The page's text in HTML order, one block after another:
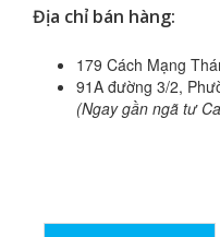
Địa chỉ bán hàng:
179 Cách Mạng
91A đường 3/2,
(Ngay gần ngã tư